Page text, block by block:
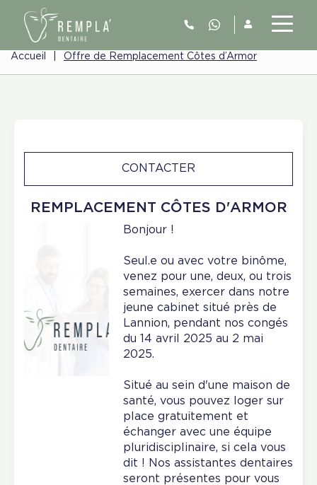
Accueil Offre de Remplacement Côtes d’Armor
REMPLACEMENT CÔTES D'ARMOR
CONTACTER
Bonjour !
Seul.e ou avec votre binôme,
venez pour une, deux, ou trois
semaines, exercer dans notre
jeune cabinet situé près de
Lannion, pendant nos congés
du 14 avril 2025 au 2 mai
2025.
Situé au sein d'une maison de
santé, vous pouvez loger sur
place gratuitement et
échanger avec une équipe
pluridisciplinaire, si cela vous
dit ! Nos assistantes dentaires
seront présentes pour vous